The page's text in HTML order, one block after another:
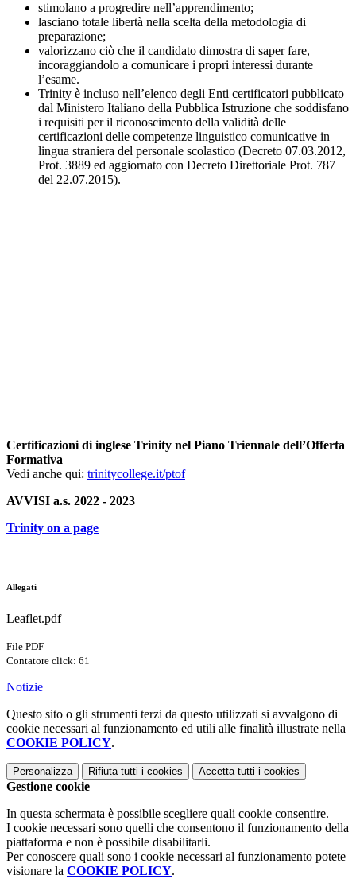
stimolano a progredire nell’apprendimento;
lasciano totale libertà nella scelta della metodologia di
preparazione;
valorizzano ciò che il candidato dimostra di saper fare,
incoraggiandolo a comunicare i propri interessi durante
l’esame.
Trinity è incluso nell’elenco degli Enti certificatori pubblicato
dal Ministero Italiano della Pubblica Istruzione che soddisfano
i requisiti per il riconoscimento della validità delle
certificazioni delle competenze linguistico comunicative in
lingua straniera del personale scolastico (Decreto 07.03.2012,
Prot. 3889 ed aggiornato con Decreto Direttoriale Prot. 787
del 22.07.2015).
Certificazioni di inglese Trinity nel Piano Triennale dell’Offerta
Formativa
Vedi anche qui: trinitycollege.it/ptof
AVVISI a.s. 2022 - 2023
Trinity on a page
Allegati
Leaflet.pdf
File PDF
Contatore click: 61
Notizie
Questo sito o gli strumenti terzi da questo utilizzati si avvalgono di
cookie necessari al funzionamento ed utili alle finalità illustrate nella
COOKIE POLICY.
Personalizza Rifiuta tutti i cookies Accetta tutti i cookies
Gestione cookie
In questa schermata è possibile scegliere quali cookie consentire.
I cookie necessari sono quelli che consentono il funzionamento della
piattaforma e non è possibile disabilitarli.
Per conoscere quali sono i cookie necessari al funzionamento potete
visionare la COOKIE POLICY.